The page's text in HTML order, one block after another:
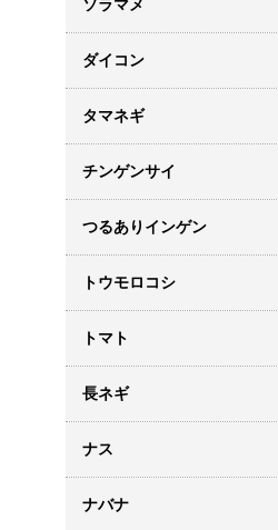
ソラマメ
ダイコン
タマネギ
チンゲンサイ
つるありインゲン
トウモロコシ
トマト
長ネギ
ナス
ナバナ